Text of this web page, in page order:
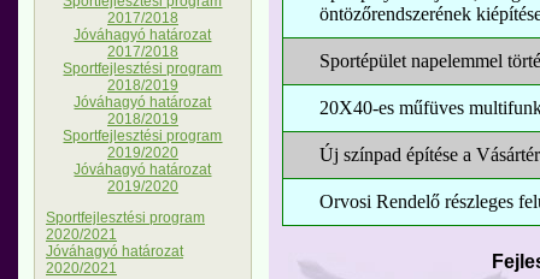
2017/2018
Jóváhagyó határozat
2017/2018
Sportfejlesztési program
2018/2019
Jóváhagyó határozat
2018/2019
Sportfejlesztési program
2019/2020
Jóváhagyó határozat
2019/2020
Sportfejlesztési program
2020/2021
Jóváhagyó határozat
2020/2021
öntözőrendszerének
Sportépület napelemmel
20X40-es műfüves
Új színpad építése a
Orvosi Rendelő részleges